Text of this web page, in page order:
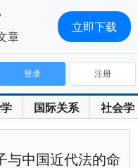
国际关系 社会学
登录 注册
与中国近代法的命
章
立即下载